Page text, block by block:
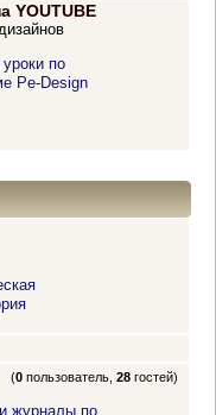
YOUTUBE
по
Pe-Design
(0 пользователь,28 гостей)
журналы по